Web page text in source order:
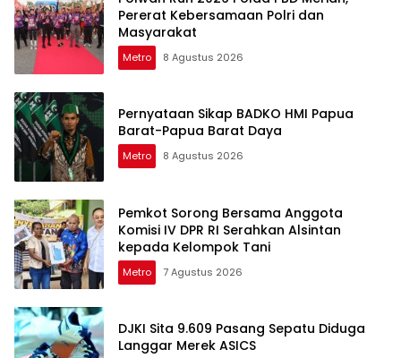
Pererat Kebersamaan Polri dan
Masyarakat
Metro 8 Agustus 2026
Pernyataan Sikap BADKO HMI Papua
Barat-Papua Barat Daya
Metro 8 Agustus 2026
Pemkot Sorong Bersama Anggota
Komisi IV DPR RI Serahkan Alsintan
kepada Kelompok Tani
Metro 7 Agustus 2026
DJKI Sita 9.609 Pasang Sepatu Diduga
Langgar Merek ASICS